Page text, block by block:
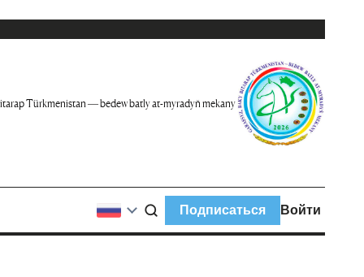
Türkmenistan — bedew batly at-myradyň mekany
Подписаться Войти